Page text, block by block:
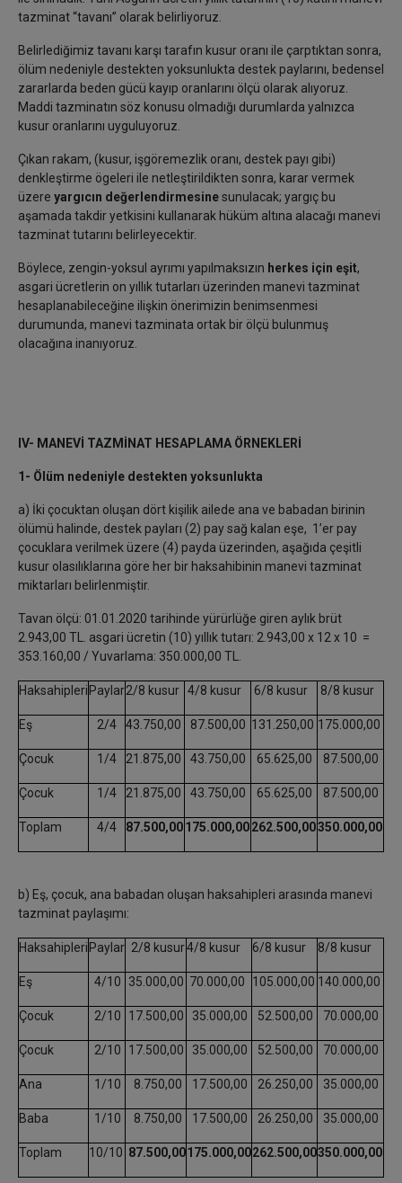
tazminat “tavanı” olarak belirliyoruz.
Belirlediğimiz tavanı karşı tarafın kusur oranı ile çarptıktan sonra,
ölüm nedeniyle destekten yoksunlukta destek paylarını, bedensel
zararlarda beden gücü kayıp oranlarını ölçü olarak alıyoruz.
Maddi tazminatın söz konusu olmadığı durumlarda yalnızca
kusur oranlarını uyguluyoruz.
Çıkan rakam, (kusur, işgöremezlik oranı, destek payı gibi)
denkleştirme ögeleri ile netleştirildikten sonra, karar vermek
üzere yargıcın değerlendirmesinesunulacak; yargıç bu
aşamada takdir yetkisini kullanarak hüküm altına alacağı manevi
tazminat tutarını belirleyecektir.
Böylece, zengin-yoksul ayrımı yapılmaksızın herkes için eşit,
asgari ücretlerin on yıllık tutarları üzerinden manevi tazminat
hesaplanabileceğine ilişkin önerimizin benimsenmesi
durumunda, manevi tazminata ortak bir ölçü bulunmuş
olacağına inanıyoruz.
IV- MANEVİ TAZMİNAT HESAPLAMA ÖRNEKLERİ
1- Ölüm nedeniyle destekten yoksunlukta
a) İki çocuktan oluşan dört kişilik ailede ana ve babadan birinin
ölümü halinde, destek payları (2) pay sağ kalan eşe, 1’er pay
çocuklara verilmek üzere (4) payda üzerinden, aşağıda çeşitli
kusur olasılıklarına göre her bir haksahibinin manevi tazminat
miktarları belirlenmiştir.
Tavan ölçü: 01.01.2020 tarihinde yürürlüğe giren aylık brüt
2.943,00 TL. asgari ücretin (10) yıllık tutarı: 2.943,00 x 12 x 10 =
353.160,00 / Yuvarlama: 350.000,00 TL.
Haksahipleri Paylar2/8 kusur 4/8 kusur 6/8 kusur 8/8 kusur
Eş 2/4 43.750,00 87.500,00 131.250,00 175.000,00
Çocuk 1/4 21.875,00 43.750,00 65.625,00 87.500,00
Çocuk 1/4 21.875,00 43.750,00 65.625,00 87.500,00
Toplam 4/4 87.500,00175.000,00262.500,00350.000,00
b) Eş, çocuk, ana babadan oluşan haksahipleri arasında manevi
tazminat paylaşımı:
Haksahipleri Paylar 2/8 kusur4/8 kusur 6/8 kusur 8/8 kusur
Eş 4/10 35.000,00 70.000,00 105.000,00 140.000,00
Çocuk 2/10 17.500,00 35.000,00 52.500,00 70.000,00
Çocuk 2/10 17.500,00 35.000,00 52.500,00 70.000,00
Ana 1/10 8.750,00 17.500,00 26.250,00 35.000,00
Baba 1/10 8.750,00 17.500,00 26.250,00 35.000,00
Toplam 10/10 87.500,00175.000,00262.500,00350.000,00